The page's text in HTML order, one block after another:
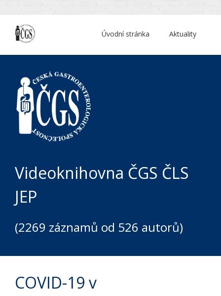
Aktuality
Úvodní stránka
Videoknihovna ČGS ČLS
JEP
(2269 záznamů od 526 autorů)
COVID-19 v